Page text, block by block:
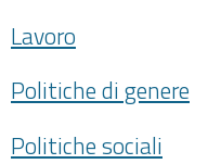
Lavoro
Politiche di genere
Politiche sociali